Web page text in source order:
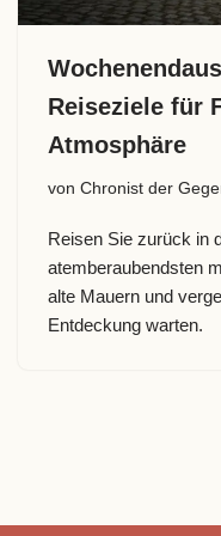
Reiseziele für
Atmosphäre
von Chronist der
Reisen Sie zurück in
atemberaubendsten
alte Mauern und
Entdeckung warten.